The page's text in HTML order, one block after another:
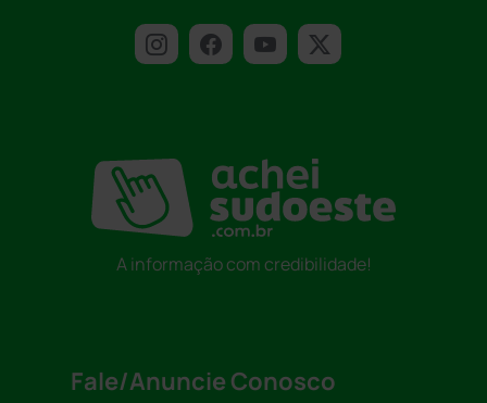
A informação com credibilidade!
Fale/Anuncie Conosco